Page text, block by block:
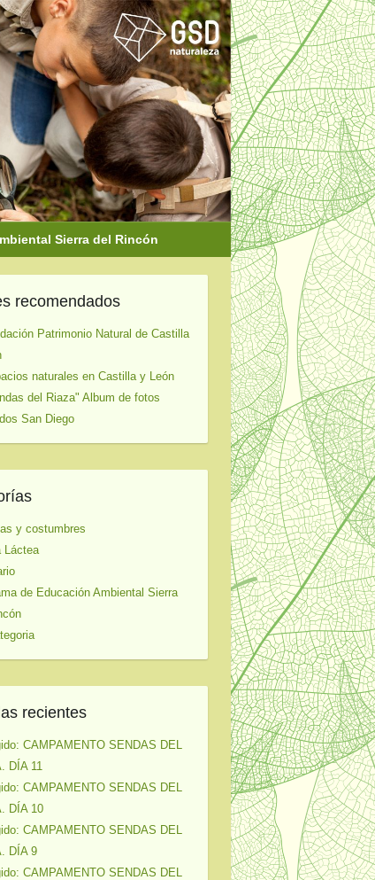
Sierra del Rincón
recomendados
Patrimonio Natural de Castilla
naturales en Castilla y León
del Riaza" Album de fotos
San Diego
y costumbres
Láctea
de Educación Ambiental Sierra
recientes
CAMPAMENTO SENDAS DEL
DÍA 11
CAMPAMENTO SENDAS DEL
DÍA 10
CAMPAMENTO SENDAS DEL
DÍA 9
CAMPAMENTO SENDAS DEL